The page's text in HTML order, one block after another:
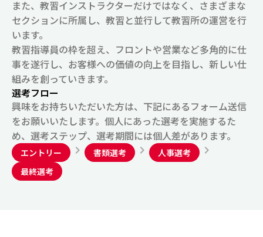
また、教習インストラクターだけではなく、さまざまな
セクションに所属し、教習と並行して教習所の運営を行
います。
教習指導員の枠を超え、フロントや営業など多角的に仕
事を遂行し、お客様への価値の向上を目指し、新しい仕
組みを創っていきます。
選考フロー
興味をお持ちいただいた方は、下記にあるフォーム送信
をお願いいたします。個人にあった選考を実施するた
め、選考ステップ、選考期間には個人差があります。
エントリー chevron_right 書類選考 chevron_right 人事選考 chevron_right
最終選考